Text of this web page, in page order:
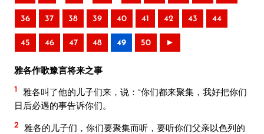
36 37 38 39 40 41 42 43 44
45 46 47 48 49 50 ►
雅各作歌豫言将来之事
1
雅各叫了他的儿子们来，说：“你们都来聚集，我好把你们
日后必遇的事告诉你们。
2
雅各的儿子们，你们要聚集而听，要听你们父亲以色列的